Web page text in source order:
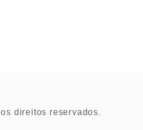
direitos reservados.